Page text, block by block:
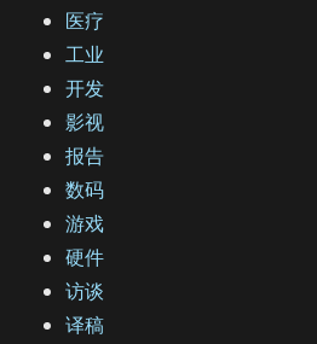
医疗
工业
开发
影视
报告
数码
游戏
硬件
访谈
译稿